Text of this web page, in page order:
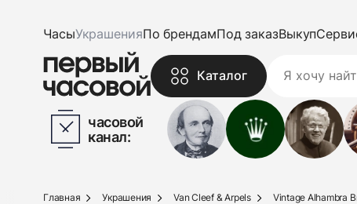
ЧасыУкрашенияПо брендамПод заказВыкуп
Каталог
часовой
канал:
Главная Украшения Van Cleef & Arpels Vintage Alhambra